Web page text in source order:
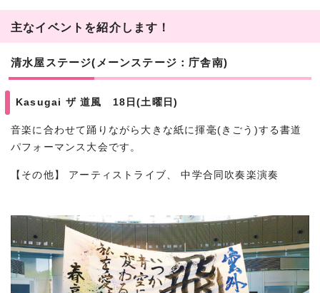
主なイベントを紹介します！
清水屋ステージ(メーンステージ：庁舎南)
Kasugai ザ 道風 18日(土曜日)
音楽に合わせて踊りながら大きな紙に揮毫(きごう)する書道
パフォーマンス大会です。
【その他】 アーティストライブ、 中学合同吹奏楽演奏